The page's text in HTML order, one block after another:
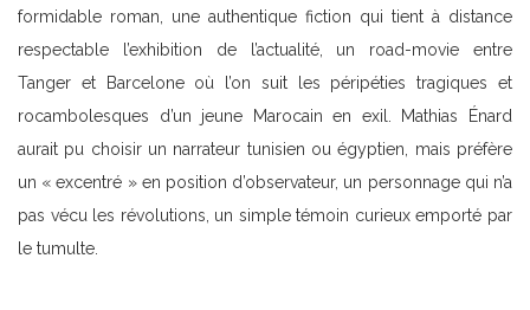
formidable roman, une authentique fiction qui tient à distance
respectable l’exhibition de l’actualité, un road-movie entre
Tanger et Barcelone où l’on suit les péripéties tragiques et
rocambolesques d’un jeune Marocain en exil. Mathias Énard
aurait pu choisir un narrateur tunisien ou égyptien, mais préfère
un « excentré » en position d’observateur, un personnage qui n’a
pas vécu les révolutions, un simple témoin curieux emporté par
le tumulte.